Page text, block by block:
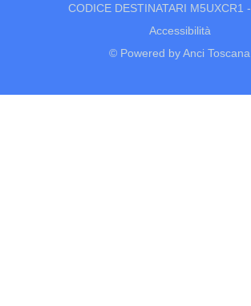
CODICE DESTINATARI M5UXCR1 -
Accessibilità
© Powered by Anci Toscana